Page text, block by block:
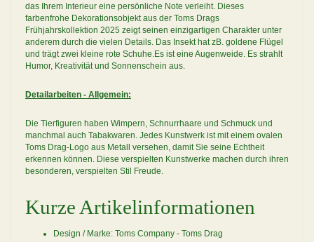
das Ihrem Interieur eine persönliche Note verleiht. Dieses
farbenfrohe Dekorationsobjekt aus der Toms Drags
Frühjahrskollektion 2025 zeigt seinen einzigartigen Charakter unter
anderem durch die vielen Details. Das Insekt hat zB. goldene Flügel
und trägt zwei kleine rote Schuhe.Es ist eine Augenweide. Es strahlt
Humor, Kreativität und Sonnenschein aus.
Detailarbeiten - Allgemein:
Die Tierfiguren haben Wimpern, Schnurrhaare und Schmuck und
manchmal auch Tabakwaren. Jedes Kunstwerk ist mit einem ovalen
Toms Drag-Logo aus Metall versehen, damit Sie seine Echtheit
erkennen können. Diese verspielten Kunstwerke machen durch ihren
besonderen, verspielten Stil Freude.
Kurze Artikelinformationen
Design / Marke: Toms Company - Toms Drag